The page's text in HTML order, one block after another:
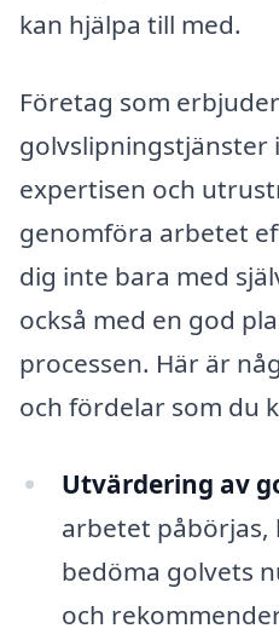
kan hjälpa till med.
Företag som erbjuder
golvslipningstjänster
expertisen och
genomföra arbetet
dig inte bara med
också med en god
processen. Här är
och fördelar som du
Utvärdering av
arbetet påbörjas,
bedöma golvets
och